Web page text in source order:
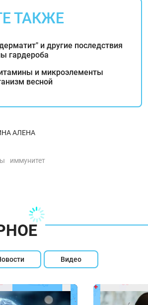
ТАКЖЕ
и другие последствия
гардероба
и микроэлементы
весной
АЛЕНА
иммунитет
Видео